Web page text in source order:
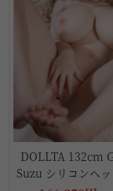
DOLLTA 132cm
Suzu シリコンヘ